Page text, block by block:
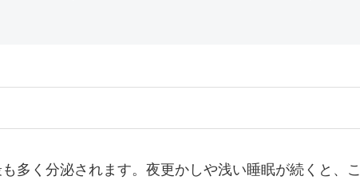
多く分泌されます。夜更かしや浅い睡眠が続くと、こ